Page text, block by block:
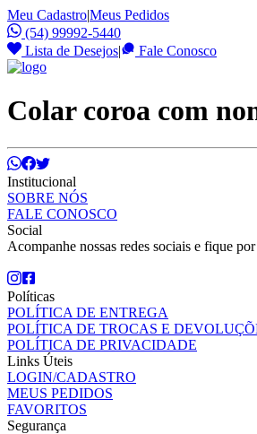
Meu Cadastro|Meus Pedidos
(54) 99992-5440
Lista de Desejos| Fale Conosco
Colar coroa com
Institucional
SOBRE NÓS
FALE CONOSCO
Social
Acompanhe nossas redes sociais e fique
Políticas
POLÍTICA DE ENTREGA
POLÍTICA DE TROCAS E
POLÍTICA DE PRIVACIDADE
Links Úteis
LOGIN/CADASTRO
MEUS PEDIDOS
FAVORITOS
Segurança